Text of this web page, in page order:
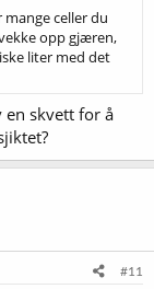
celler du
opp gjæren,
liter med det
en skvett for å
#11